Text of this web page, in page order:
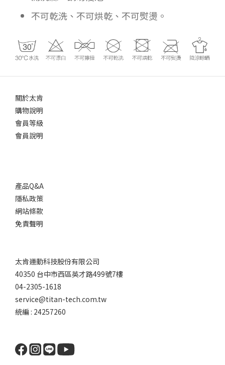
不可乾洗、不可烘乾、不可熨燙。
關於太肯
購物說明
會員等級
會員說明
產品Q&A
隱私政策
網站條款
免責聲明
太肯運動科技股份有限公司
40350 台中市西區英才路499號7樓
04-2305-1618
service@titan-tech.com.tw
統編 : 24257260